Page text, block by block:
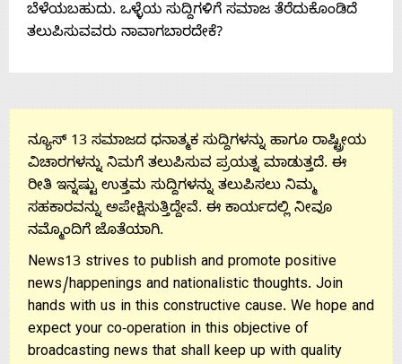
ಬೆಳೆಯಬಹುದು. ಒಳ್ಳೆಯ ಸುದ್ದಿಗಳಿಗೆ ಸಮಾಜ ತೆರೆದುಕೊಂಡಿದೆ
ತಲುಪಿಸುವವರು ನಾವಾಗಬಾರದೇಕೆ?
ನ್ಯೂಸ್ 13 ಸಮಾಜದ ಧನಾತ್ಮಕ ಸುದ್ದಿಗಳನ್ನು ಹಾಗೂ ರಾಷ್ಟ್ರೀಯ
ವಿಚಾರಗಳನ್ನು ನಿಮಗೆ ತಲುಪಿಸುವ ಪ್ರಯತ್ನ ಮಾಡುತ್ತದೆ. ಈ
ರೀತಿ ಇನ್ನಷ್ಟು ಉತ್ತಮ ಸುದ್ದಿಗಳನ್ನು ತಲುಪಿಸಲು ನಿಮ್ಮ
ಸಹಕಾರವನ್ನು ಅಪೇಕ್ಷಿಸುತ್ತಿದ್ದೇವೆ. ಈ ಕಾರ್ಯದಲ್ಲಿ ನೀವೂ
ನಮ್ಮೊಂದಿಗೆ ಜೊತೆಯಾಗಿ.
News13 strives to publish and promote positive
news/happenings and nationalistic thoughts. Join
hands with us in this constructive cause. We hope and
expect your co-operation in this objective of
broadcasting news that shall keep up with quality